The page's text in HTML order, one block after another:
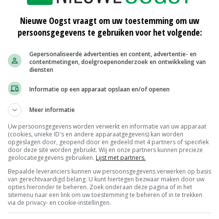
kwaliteit en tegengaan van voedselverspilling. Albert
op te doen met groente en fruit die bij het
zitten een goede werking. Het koelt de producten,
voedselverspilling tegen.'
in 2025 met 25 procent terug
'volop met onze leveranciers en vaste telers in
en fruitproducten in de winkels te krijgen,
Albert Heijn
Nieuwe Oogst vraagt om uw toestemming om uw
persoonsgegevens te gebruiken voor het volgende:
Gepersonaliseerde advertenties en content, advertentie- en
contentmetingen, doelgroepenonderzoek en ontwikkeling van
diensten
Informatie op een apparaat opslaan en/of openen
Meer informatie
Uw persoonsgegevens worden verwerkt en informatie van uw apparaat
(cookies, unieke ID's en andere apparaatgegevens) kan worden
opgeslagen door, geopend door en gedeeld met 4 partners of specifiek
door deze site worden gebruikt. Wij en onze partners kunnen precieze
geolocatiegegevens gebruiken. Lijst met partners.
Bepaalde leveranciers kunnen uw persoonsgegevens verwerken op basis
van gerechtvaardigd belang. U kunt hiertegen bezwaar maken door uw
opties hieronder te beheren. Zoek onderaan deze pagina of in het
sitemenu naar een link om uw toestemming te beheren of in te trekken
via de privacy- en cookie-instellingen.